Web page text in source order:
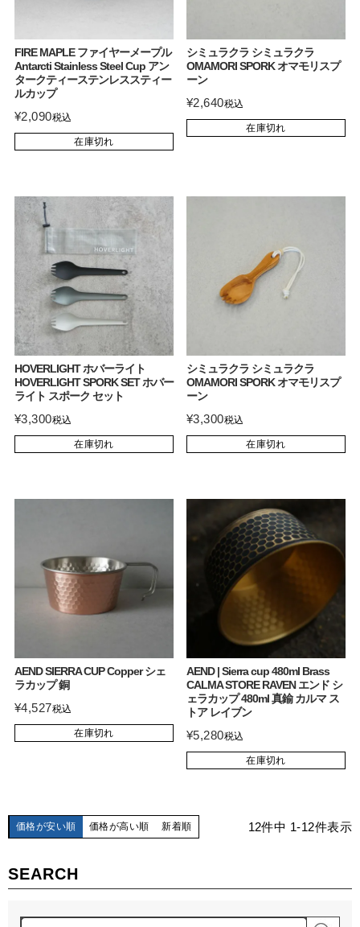
SEARCH
FIRE MAPLE ファイヤーメープル
Antarcti Stainless Steel Cup アン
タークティーステンレススティー
ルカップ
¥2,090税込
在庫切れ
シミュラクラ シミュラクラ
OMAMORI SPORK オマモリスプ
ーン
¥2,640税込
在庫切れ
HOVERLIGHT ホバーライト
HOVERLIGHT SPORK SET ホバー
ライト スポーク セット
¥3,300税込
在庫切れ
シミュラクラ シミュラクラ
OMAMORI SPORK オマモリスプ
ーン
¥3,300税込
在庫切れ
AEND SIERRA CUP Copper シェ
ラカップ 銅
¥4,527税込
在庫切れ
AEND | Sierra cup 480ml Brass
CALMA STORE RAVEN エンド シ
ェラカップ 480ml 真鍮 カルマ ス
トア レイブン
¥5,280税込
在庫切れ
価格が安い順 価格が高い順 新着順 12件中 1-12件表示